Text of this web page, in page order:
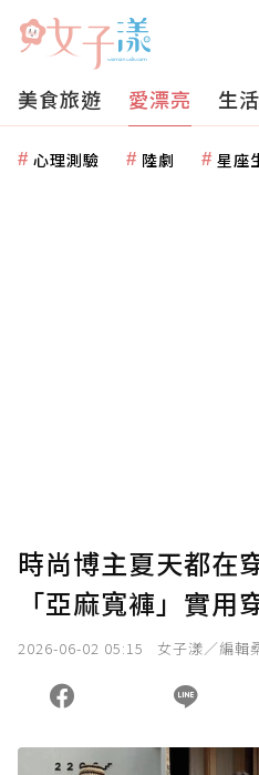
美食旅遊 愛漂亮 生
心理測驗 陸劇 星座
時尚博主夏天都在
「亞麻寬褲」實用
2026-06-02 05:15 女子漾／編輯